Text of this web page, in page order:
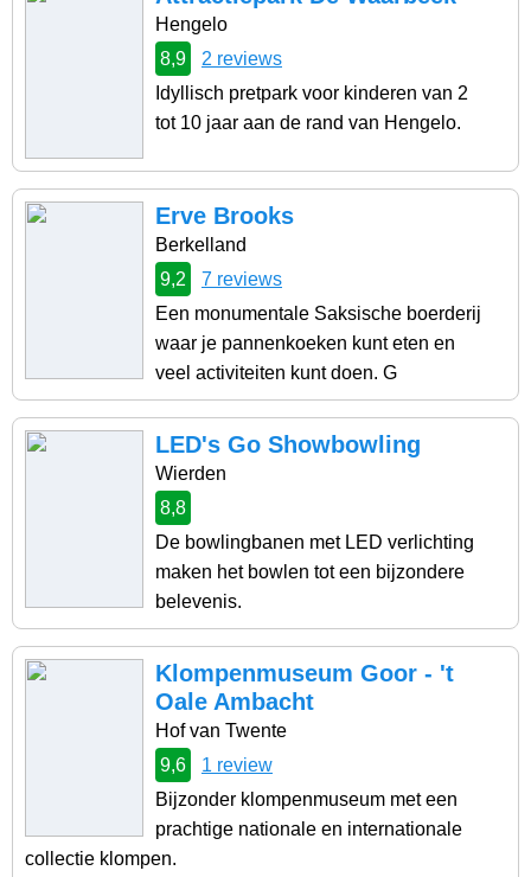
Hengelo
8,9
2 reviews
Idyllisch pretpark voor kinderen van 2
tot 10 jaar aan de rand van Hengelo.
Erve Brooks
Berkelland
9,2
7 reviews
Een monumentale Saksische boerderij
waar je pannenkoeken kunt eten en
veel activiteiten kunt doen. G
LED's Go Showbowling
Wierden
8,8
De bowlingbanen met LED verlichting
maken het bowlen tot een bijzondere
belevenis.
Klompenmuseum Goor - 't
Oale Ambacht
Hof van Twente
9,6
1 review
Bijzonder klompenmuseum met een
prachtige nationale en internationale
collectie klompen.